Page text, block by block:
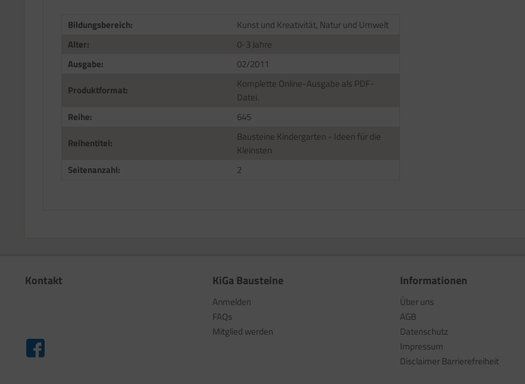
Bildungsbereich:
Kunst und Kreativität, Natur und Umwelt
Alter:
0-3 Jahre
Ausgabe:
02/2011
Produktformat:
Komplette Online-Ausgabe als PDF-
Datei.
Reihe:
645
Reihentitel:
Bausteine Kindergarten - Ideen für die
Kleinsten
Seitenanzahl:
2
Kontakt KiGa Bausteine
Anmelden
FAQs
Mitglied werden
Informationen
Über uns
AGB
Datenschutz
Impressum
Disclaimer Barrierefreiheit